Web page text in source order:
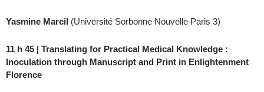
Yasmine Marcil (Université Sorbonne Nouvelle Paris 3)
11 h 45 | Translating for Practical Medical Knowledge :
Inoculation through Manuscript and Print in Enlightenment
Florence